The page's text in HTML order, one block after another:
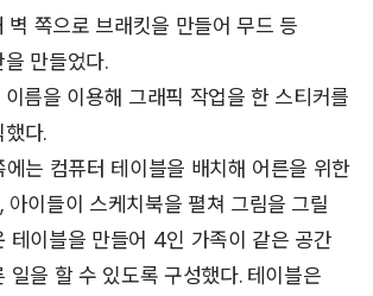
벽 쪽으로 브래킷을 만들어 무드 등
만들었다.
름을 이용해 그래픽 작업을 한 스티커를
다.
는 컴퓨터 테이블을 배치해 어른을 위한
아이들이 스케치북을 펼쳐 그림을 그릴
테이블을 만들어 4인 가족이 같은 공간
일을 할 수 있도록 구성했다. 테이블은